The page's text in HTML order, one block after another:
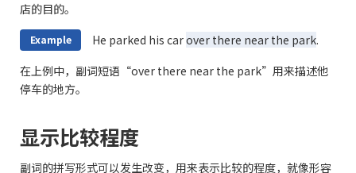
店的目的。
Example He parked his carover there near the park.
在上例中，副词短语“over there near the park”用来描述他
停车的地方。
显示比较程度
副词的拼写形式可以发生改变，用来表示比较的程度，就像形容